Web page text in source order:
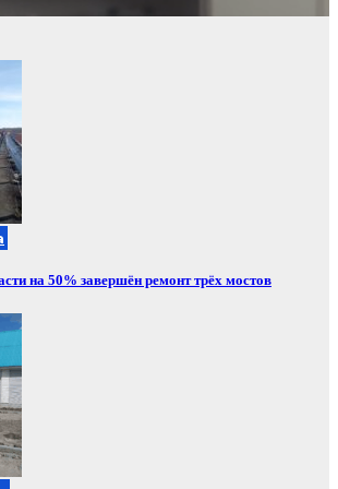
на 50% завершён ремонт трёх мостов